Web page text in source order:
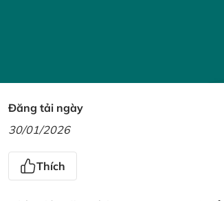
Đăng tải ngày
30/01/2026
Thích